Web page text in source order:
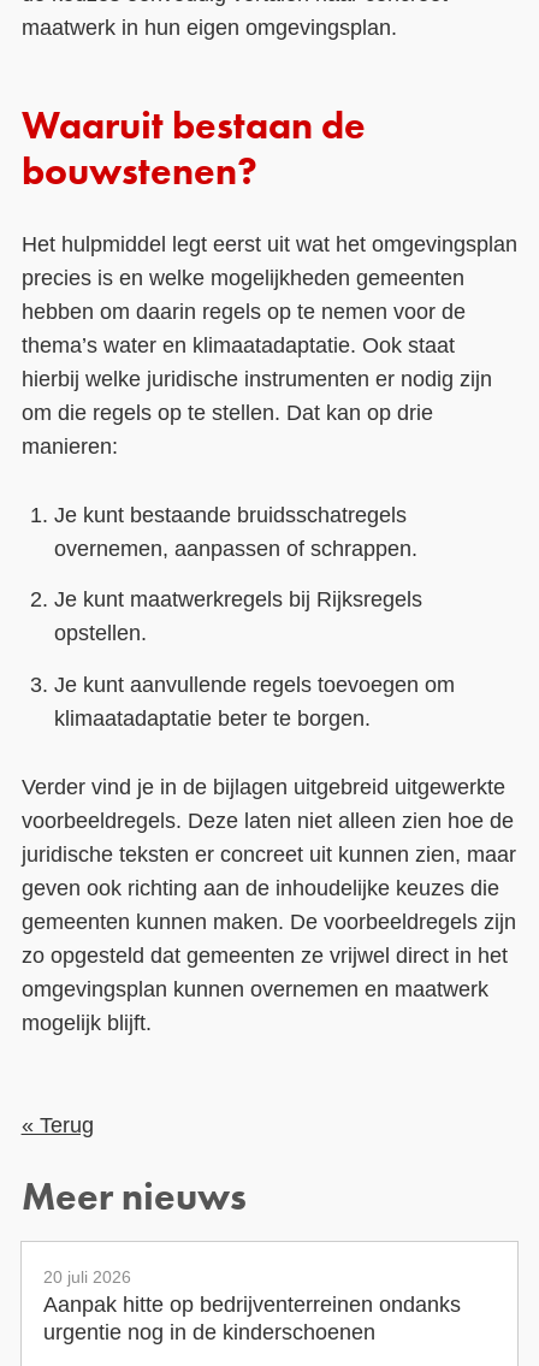
maatwerk in hun eigen omgevingsplan.
Waaruit bestaan de
bouwstenen?
Het hulpmiddel legt eerst uit wat het omgevingsplan
precies is en welke mogelijkheden gemeenten
hebben om daarin regels op te nemen voor de
thema’s water en klimaatadaptatie. Ook staat
hierbij welke juridische instrumenten er nodig zijn
om die regels op te stellen. Dat kan op drie
manieren:
Je kunt bestaande bruidsschatregels
overnemen, aanpassen of schrappen.
Je kunt maatwerkregels bij Rijksregels
opstellen.
Je kunt aanvullende regels toevoegen om
klimaatadaptatie beter te borgen.
Verder vind je in de bijlagen uitgebreid uitgewerkte
voorbeeldregels. Deze laten niet alleen zien hoe de
juridische teksten er concreet uit kunnen zien, maar
geven ook richting aan de inhoudelijke keuzes die
gemeenten kunnen maken. De voorbeeldregels zijn
zo opgesteld dat gemeenten ze vrijwel direct in het
omgevingsplan kunnen overnemen en maatwerk
mogelijk blijft.
« Terug
Meer nieuws
20 juli 2026
Aanpak hitte op bedrijventerreinen ondanks
urgentie nog in de kinderschoenen